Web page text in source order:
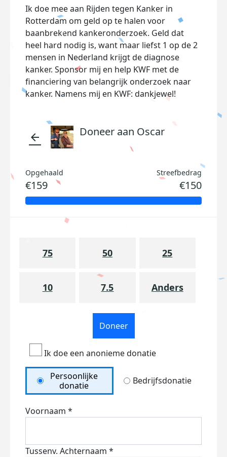
Ik doe mee aan Rijden tegen Kanker in
Rotterdam om geld op te halen voor
baanbrekend kankeronderzoek. Geld dat
heel hard nodig is, want maar liefst 1 op de 2
mensen in Nederland krijgt de diagnose
kanker. Sponsor mij en help KWF met de
financiering van belangrijk onderzoek naar
kanker. Namens mij en KWF: dankjewel!
arrow_back Doneer aan Oscar
Opgehaald
€159
Streefbedrag
€150
75 50 25
10 7.5 Anders
Doneer
Ik doe een anonieme donatie
Persoonlijke
donatie
Bedrijfsdonatie
Voornaam *
Tussenv. Achternaam *